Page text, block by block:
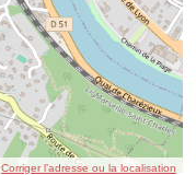
Corriger l’adresse ou la localisation